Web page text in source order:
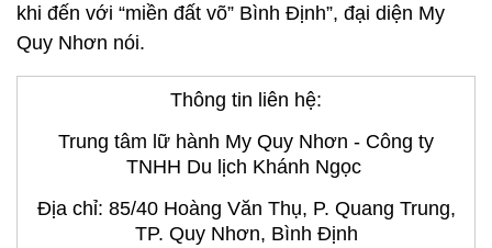
khi đến với “miền đất võ” Bình Định”, đại diện My
Quy Nhơn nói.
Thông tin liên hệ:
Trung tâm lữ hành My Quy Nhơn - Công ty
TNHH Du lịch Khánh Ngọc
Địa chỉ: 85/40 Hoàng Văn Thụ, P. Quang Trung,
TP. Quy Nhơn, Bình Định